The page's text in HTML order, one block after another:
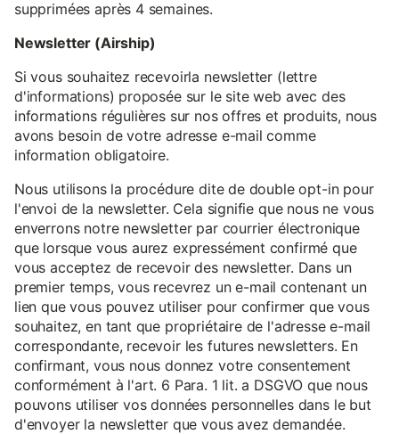
supprimées après 4 semaines.
Newsletter (Airship)
Si vous souhaitez recevoirla newsletter (lettre
d'informations) proposée sur le site web avec des
informations régulières sur nos offres et produits, nous
avons besoin de votre adresse e-mail comme
information obligatoire.
Nous utilisons la procédure dite de double opt-in pour
l'envoi de la newsletter. Cela signifie que nous ne vous
enverrons notre newsletter par courrier électronique
que lorsque vous aurez expressément confirmé que
vous acceptez de recevoir des newsletter. Dans un
premier temps, vous recevrez un e-mail contenant un
lien que vous pouvez utiliser pour confirmer que vous
souhaitez, en tant que propriétaire de l'adresse e-mail
correspondante, recevoir les futures newsletters. En
confirmant, vous nous donnez votre consentement
conformément à l'art. 6 Para. 1 lit. a DSGVO que nous
pouvons utiliser vos données personnelles dans le but
d'envoyer la newsletter que vous avez demandée.